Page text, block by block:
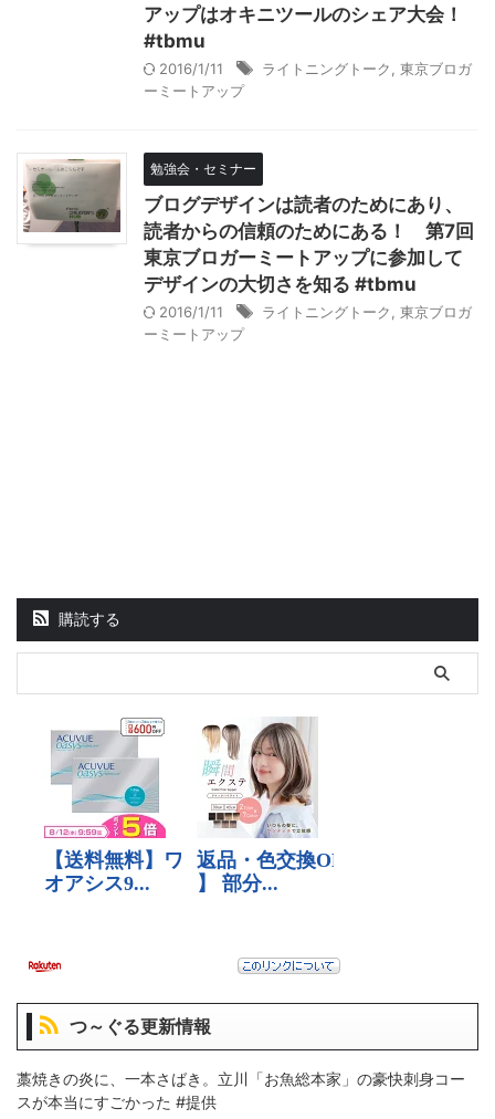
アップはオキニツールのシェア大会！
#tbmu
2016/1/11 ライトニングトーク
東京ブロガ
ーミートアップ
勉強会・セミナー
ブログデザインは読者のためにあり、
読者からの信頼のためにある！ 第7回
東京ブロガーミートアップに参加して
デザインの大切さを知る #tbmu
2016/1/11 ライトニングトーク
東京ブロガ
ーミートアップ
購読する
つ～ぐる更新情報
藁焼きの炎に、一本さばき。立川「お魚総本家」の豪快刺身コー
スが本当にすごかった #提供